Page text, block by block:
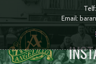
Telf:
Email: